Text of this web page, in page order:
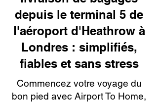
depuis le terminal 5 de
l'aéroport d'Heathrow à
Londres : simplifiés,
fiables et sans stress
Commencez votre voyage du
bon pied avec Airport To Home,